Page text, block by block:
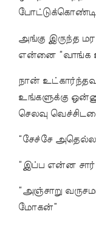
அங்கு இருந்த
என்னை “வாங்க
நான்
உங்களுக்கு
செலவு
“சேச்சே
“இப்ப என்ன சார்
“அஞ்சாறு
மோகன்”